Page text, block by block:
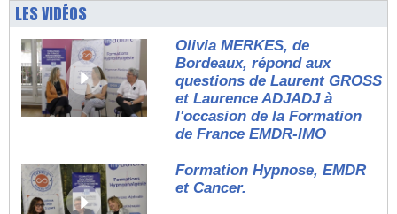
LES VIDÉOS
Olivia MERKES, de
Bordeaux, répond aux
questions de Laurent GROSS
et Laurence ADJADJ à
l'occasion de la Formation
de France EMDR-IMO
Formation Hypnose, EMDR
et Cancer.